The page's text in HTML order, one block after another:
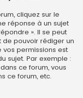
cliquez sur le
réponse à un sujet
». Il se peut
de pouvoir rédiger un
vos permissions est
sujet. Par exemple :
ce forum, vous
ce forum, etc.